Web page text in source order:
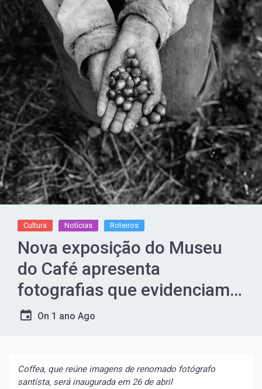
Cultura Notícias Roteiros
Nova exposição do Museu
do Café apresenta
fotografias que evidenciam o
trabalho nas lavouras de
On 1 ano Ago
Coffea, que reúne imagens de renomado fotógrafo
santista, será inaugurada em 26 de abril